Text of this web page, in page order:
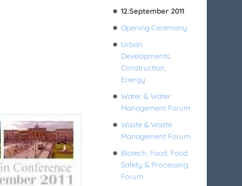
12.September 2011
Opening Ceremony
Urban
Developments,
Construction,
Energy
Water & Water
Management Forum
Waste & Waste
Management Forum
Biotech, Food, Food
Safety & Processing
Forum